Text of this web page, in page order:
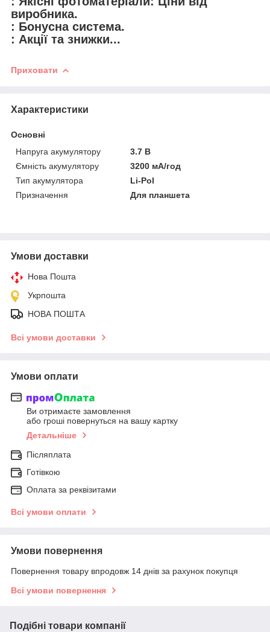
виробника.
: Бонусна система.
: Акції та знижки...
Приховати
Характеристики
Основні
Напруга акумулятору
3.7 В
Ємність акумулятору
3200 мА/год
Тип акумулятора
Li-Pol
Призначення
Для планшета
Умови доставки
Нова Пошта
Укрпошта
НОВА ПОШТА
Всі умови доставки
Умови оплати
Ви отримаєте замовлення
або гроші повернуться на вашу картку
Детальніше
Післяплата
Готівкою
Оплата за реквізитами
Всі умови оплати
Умови повернення
Повернення товару впродовж 14 днів за рахунок покупця
Всі умови повернення
Подібні товари компанії